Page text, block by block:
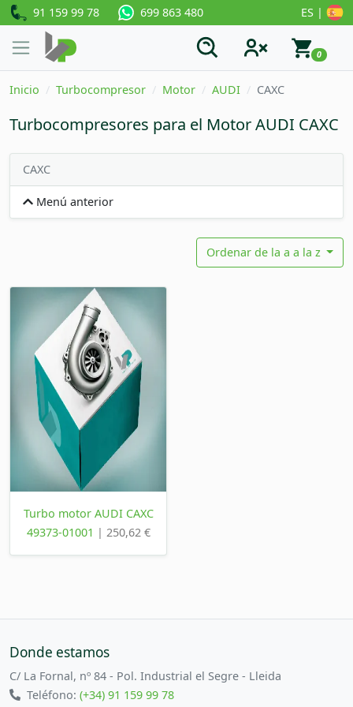
91 159 99 78 699 863 480 ES |
0
Inicio Turbocompresor Motor AUDI CAXC
Turbocompresores para el Motor AUDI CAXC
CAXC
Menú anterior
Ordenar de la a a la z
Turbo motor AUDI CAXC
49373-01001 | 250,62 €
Donde estamos
C/ La Fornal, nº 84 - Pol. Industrial el Segre - Lleida
Teléfono:(+34) 91 159 99 78